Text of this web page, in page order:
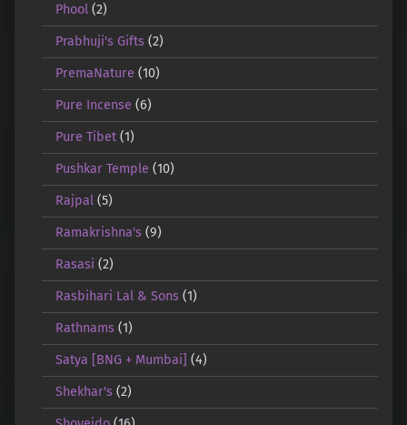
Phool(2)
Prabhuji's Gifts(2)
PremaNature (10)
Pure Incense (6)
Pure Tibet(1)
Pushkar Temple (10)
Rajpal(5)
Ramakrishna's(9)
Rasasi (2)
Rasbihari Lal & Sons(1)
Rathnams(1)
Satya [BNG + Mumbai] (4)
Shekhar's(2)